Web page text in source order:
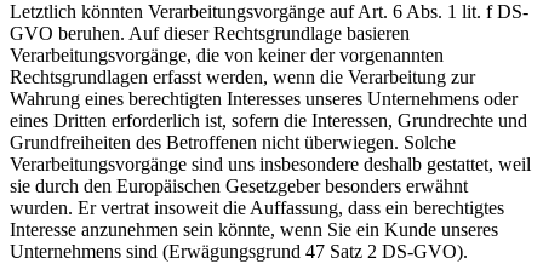
Letztlich könnten Verarbeitungsvorgänge auf Art. 6 Abs. 1 lit. f DS-
GVO beruhen. Auf dieser Rechtsgrundlage basieren
Verarbeitungsvorgänge, die von keiner der vorgenannten
Rechtsgrundlagen erfasst werden, wenn die Verarbeitung zur
Wahrung eines berechtigten Interesses unseres Unternehmens oder
eines Dritten erforderlich ist, sofern die Interessen, Grundrechte und
Grundfreiheiten des Betroffenen nicht überwiegen. Solche
Verarbeitungsvorgänge sind uns insbesondere deshalb gestattet, weil
sie durch den Europäischen Gesetzgeber besonders erwähnt
wurden. Er vertrat insoweit die Auffassung, dass ein berechtigtes
Interesse anzunehmen sein könnte, wenn Sie ein Kunde unseres
Unternehmens sind (Erwägungsgrund 47 Satz 2 DS-GVO).